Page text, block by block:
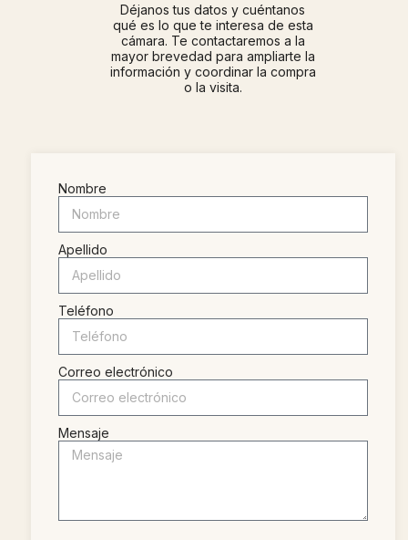
Déjanos tus datos y cuéntanos
qué es lo que te interesa de esta
cámara. Te contactaremos a la
mayor brevedad para ampliarte la
información y coordinar la compra
o la visita.
Nombre
Apellido
Teléfono
Correo electrónico
Mensaje